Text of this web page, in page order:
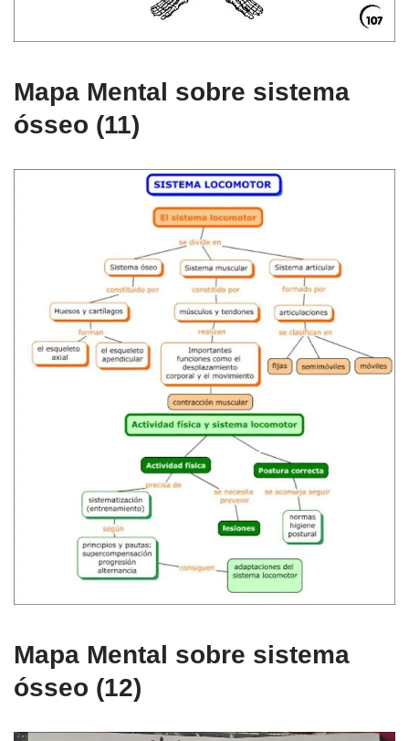
Mapa Mental sobre sistema
ósseo (11)
Mapa Mental sobre sistema
ósseo (12)